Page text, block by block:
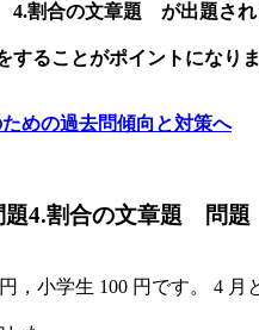
合の文章題 が出題され
ることがポイントになりま
めの過去問傾向と対策へ
題4.割合の文章題 問題
，小学生 100 円です。 4